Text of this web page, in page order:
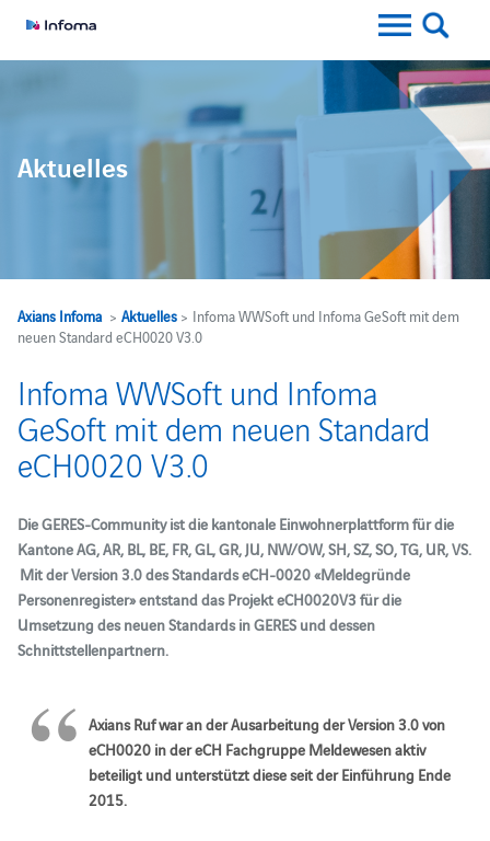
Aktuelles
Axians Infoma> Aktuelles> Infoma WWSoft und Infoma GeSoft mit dem
neuen Standard eCH0020 V3.0
Infoma WWSoft und Infoma
GeSoft mit dem neuen Standard
eCH0020 V3.0
Die GERES-Community ist die kantonale Einwohnerplattform für die
Kantone AG, AR, BL, BE, FR, GL, GR, JU, NW/OW, SH, SZ, SO, TG, UR, VS.
Mit der Version 3.0 des Standards eCH-0020 «Meldegründe
Personenregister» entstand das Projekt eCH0020V3 für die
Umsetzung des neuen Standards in GERES und dessen
Schnittstellenpartnern.
Axians Ruf war an der Ausarbeitung der Version 3.0 von
eCH0020 in der eCH Fachgruppe Meldewesen aktiv
beteiligt und unterstützt diese seit der Einführung Ende
2015.